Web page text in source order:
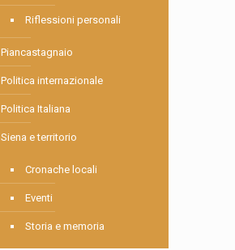
Riflessioni personali
Piancastagnaio
Politica internazionale
Politica Italiana
Siena e territorio
Cronache locali
Eventi
Storia e memoria